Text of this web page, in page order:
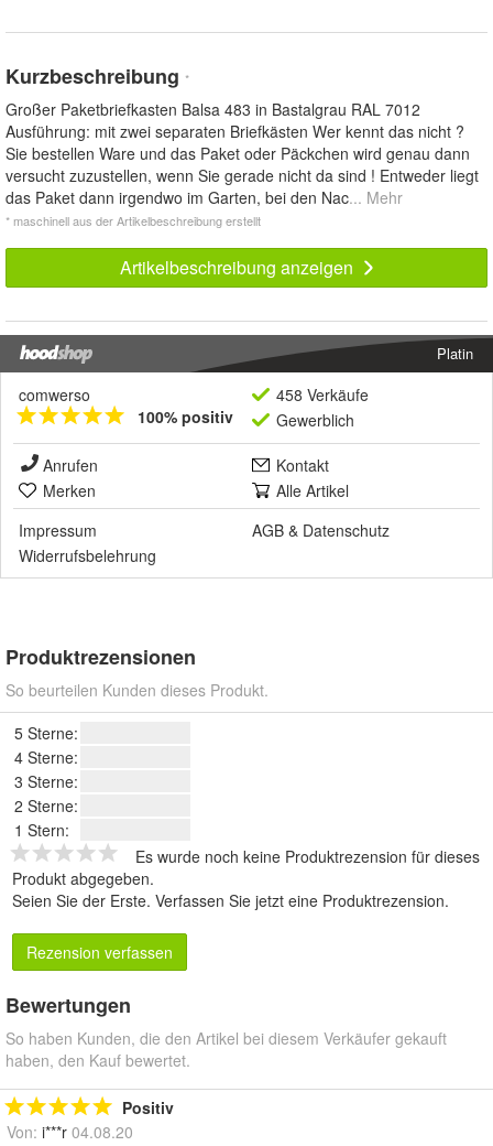
Kurzbeschreibung *
Großer Paketbriefkasten Balsa 483 in Bastalgrau RAL 7012
Ausführung: mit zwei separaten Briefkästen Wer kennt das nicht ?
Sie bestellen Ware und das Paket oder Päckchen wird genau dann
versucht zuzustellen, wenn Sie gerade nicht da sind ! Entweder liegt
das Paket dann irgendwo im Garten, bei den Nac... Mehr
* maschinell aus der Artikelbeschreibung erstellt
Artikelbeschreibung anzeigen
Platin
comwerso
100% positiv
458 Verkäufe
Gewerblich
Anrufen
Kontakt
Merken
Alle Artikel
Impressum
AGB & Datenschutz
Widerrufsbelehrung
Produktrezensionen
So beurteilen Kunden dieses Produkt.
5 Sterne:
4 Sterne:
3 Sterne:
2 Sterne:
1 Stern:
Es wurde noch keine Produktrezension für dieses
Produkt abgegeben.
Seien Sie der Erste. Verfassen Sie jetzt eine Produktrezension.
Rezension verfassen
Bewertungen
So haben Kunden, die den Artikel bei diesem Verkäufer gekauft
haben, den Kauf bewertet.
Positiv
Von: i***r 04.08.20